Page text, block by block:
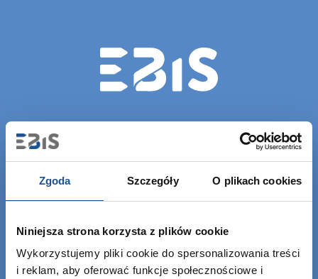
Zgoda Szczegóły O plikach cookies
Niniejsza strona korzysta z plików cookie
Wykorzystujemy pliki cookie do spersonalizowania treści
i reklam, aby oferować funkcje społecznościowe i
EBIS Sp. z o.o.
KRS: 0000459760